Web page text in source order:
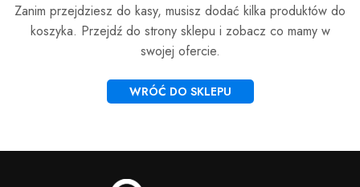
Zanim przejdziesz do kasy, musisz dodać kilka produktów do
koszyka. Przejdź do strony sklepu i zobacz co mamy w
swojej ofercie.
WRÓĆ DO SKLEPU